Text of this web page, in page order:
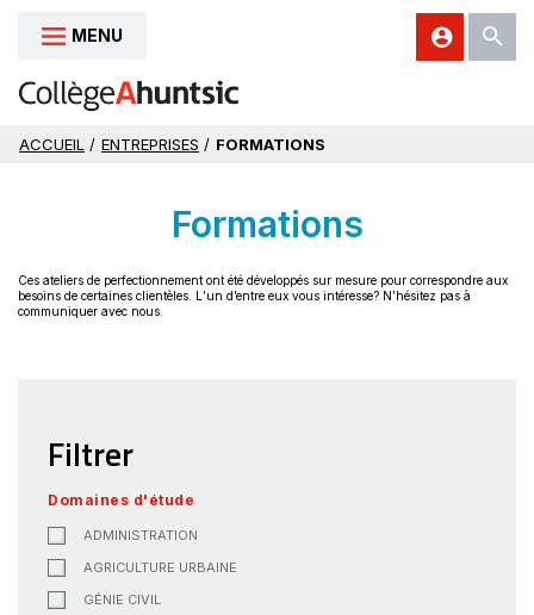
Aller au contenu
MENU
ACCUEIL / ENTREPRISES / FORMATIONS
Formations
Ces ateliers de perfectionnement ont été développés sur mesure pour correspondre aux
besoins de certaines clientèles. L’un d’entre eux vous intéresse? N’hésitez pas à
communiquer avec nous.
Filtrer
Domaines d'étude
ADMINISTRATION
AGRICULTURE URBAINE
GÉNIE CIVIL